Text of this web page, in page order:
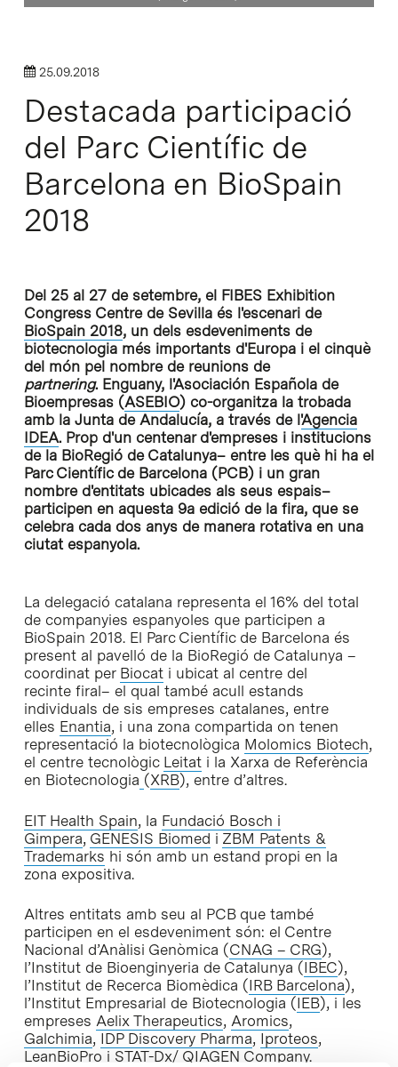
25.09.2018
Destacada participació
del Parc Científic de
Barcelona en BioSpain
2018
Del 25 al 27 de setembre, el FIBES Exhibition
Congress Centre de Sevilla és l'escenari de
BioSpain 2018, un dels esdeveniments de
biotecnologia més importants d'Europa i el cinquè
del món pel nombre de reunions de
partnering. Enguany, l'Asociación Española de
Bioempresas (ASEBIO) co-organitza la trobada
amb la Junta de Andalucía, a través de l'Agencia
IDEA. Prop d'un centenar d'empreses i institucions
de la BioRegió de Catalunya– entre les què hi ha el
Parc Científic de Barcelona (PCB) i un gran
nombre d'entitats ubicades als seus espais–
participen en aquesta 9a edició de la fira, que se
celebra cada dos anys de manera rotativa en una
ciutat espanyola.
La delegació catalana representa el 16% del total
de companyies espanyoles que participen a
BioSpain 2018. El Parc Científic de Barcelona és
present al pavelló de la BioRegió de Catalunya –
coordinat per Biocati ubicat al centre del
recinte firal– el qual també acull estands
individuals de sis empreses catalanes, entre
elles Enantia, i una zona compartida on tenen
representació la biotecnològica Molomics Biotech,
el centre tecnològic Leitati la Xarxa de Referència
en Biotecnologia (XRB), entre d’altres.
EIT Health Spain, la Fundació Bosch i
Gimpera, GENESIS Biomed i ZBM Patents &
Trademarks hi són amb un estand propi en la
zona expositiva.
Altres entitats amb seu al PCB que també
participen en el esdeveniment són: el Centre
Nacional d’Anàlisi Genòmica (CNAG – CRG),
l’Institut de Bioenginyeria de Catalunya (IBEC),
l’Institut de Recerca Biomèdica (IRB Barcelona),
l’Institut Empresarial de Biotecnologia (IEB), i les
empreses Aelix Therapeutics, Aromics,
Galchimia, IDP Discovery Pharma, Iproteos,
LeanBioPro i STAT-Dx/ QIAGEN Company.